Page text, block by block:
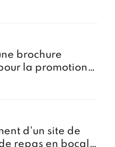
brochure
la promotion
d'un site de
repas en bocal -